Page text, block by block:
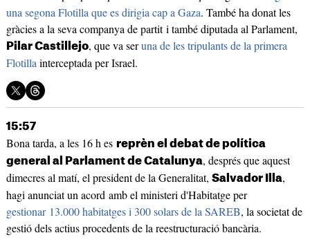
una segona Flotilla que es dirigia cap a Gaza. També ha donat les
gràcies a la seva companya de partit i també diputada al Parlament,
Pilar Castillejo, que va seruna de les tripulants de la primera
Flotillainterceptada per Israel.
15:57
Bona tarda, a les 16 h es reprèn el debat de política
general al Parlament de Catalunya, després que aquest
dimecres al matí, el president de la Generalitat, Salvador Illa,
hagi anunciat un acord amb el ministeri d'Habitatge per
gestionar 13.000 habitatges i 300 solars de la SAREB, la societat de
gestió dels actius procedents de la reestructuració bancària.